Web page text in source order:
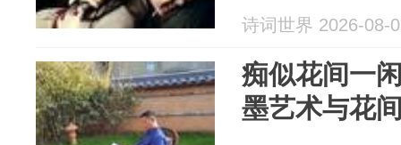
诗词世界 2026-08-
痴似花间一
墨艺术与花